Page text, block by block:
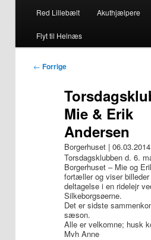
primært
indhold
sekundært
indhold
Red Lillebælt Akuthjælpere
Flyt til Helnæs
Indlægsnavigation
← Forrige
Mie & Erik
Andersen
Borgerhuset |
Torsdagsklubben d. 6.
Borgerhuset – Mie og
fortæller og viser billeder
deltagelse i en ridelejr
Silkeborgsøerne.
Det er sidste
sæson.
Alle er velkomne; husk
Mvh Anne